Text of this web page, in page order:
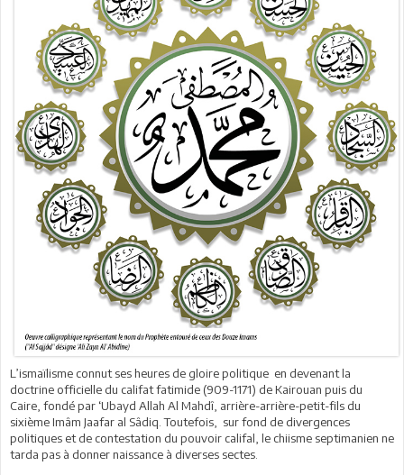
L’ismaïlisme connut ses heures de gloire politique en devenant la
doctrine officielle du califat fatimide (909-1171) de Kairouan puis du
Caire, fondé par ‘Ubayd Allah Al Mahdî, arrière-arrière-petit-fils du
sixième Imâm Jaafar al Sâdiq. Toutefois, sur fond de divergences
politiques et de contestation du pouvoir califal, le chiisme septimanien ne
tarda pas à donner naissance à diverses sectes.